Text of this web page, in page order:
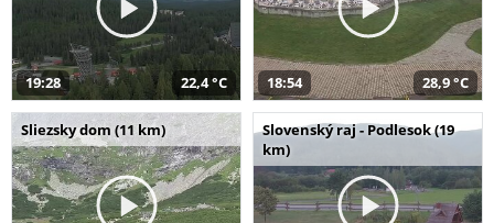
19:28 22,4 °C 18:54 28,9 °C
Sliezsky dom (11 km)
Slovenský raj - Podlesok (19
km)